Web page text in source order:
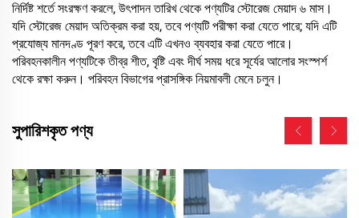
নির্দিষ্ট শর্তে সংরক্ষণ করলে, উৎপাদন তারিখ থেকে পণ্যটির স্টোরেজ মেয়াদ ৬ মাস।
যদি স্টোরেজ মেয়াদ অতিক্রম করা হয়, তবে পণ্যটি পরীক্ষা করা যেতে পারে; যদি এটি
প্রযোজ্য মানদণ্ড পূরণ করে, তবে এটি এখনও ব্যবহার করা যেতে পারে।
পরিবহনকালীন পণ্যটিকে তীব্র শীত, বৃষ্টি এবং দীর্ঘ সময় ধরে সূর্যের আলোর সংস্পর্শ
থেকে রক্ষা করুন। পরিবহন বিভাগের প্রাসঙ্গিক নিয়মাবলী মেনে চলুন।
সুপারিশকৃত পণ্য